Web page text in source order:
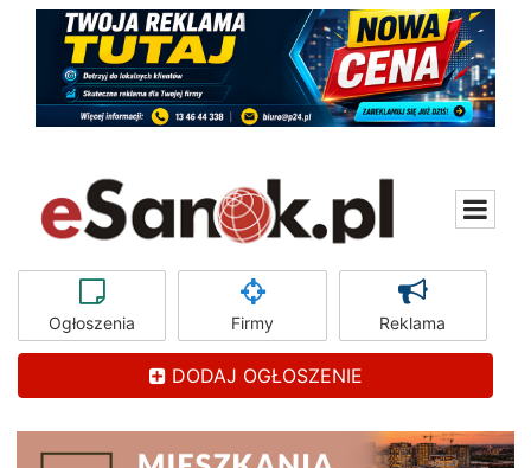
Ogłoszenia Firmy Reklama
DODAJ OGŁOSZENIE